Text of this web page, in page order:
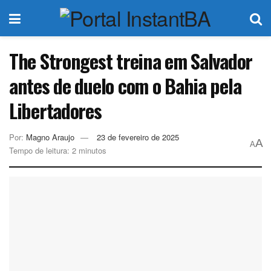
The Strongest treina em Salvador
antes de duelo com o Bahia pela
Libertadores
Por: Magno Araujo
23 de fevereiro de 2025
Tempo de leitura: 2 minutos
AA